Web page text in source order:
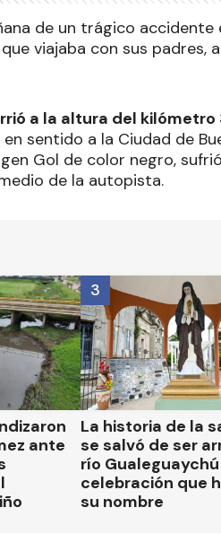
de un trágico accidente
viajaba con sus padres,
a la altura del kilómetro
sentido a la Ciudad de
Gol de color negro,
de la autopista.
ante
La historia de la
se salvó de ser
río
celebración que
su nombre
3